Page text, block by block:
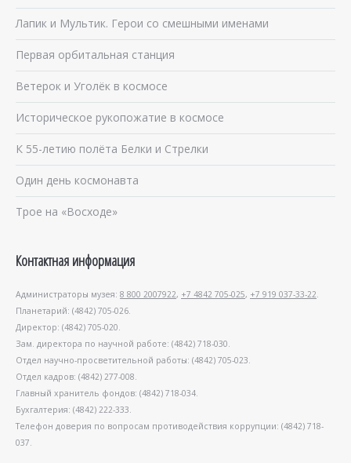
Лапик и Мультик. Герои со смешными именами
Первая орбитальная станция
Ветерок и Уголёк в космосе
Историческое рукопожатие в космосе
К 55-летию полёта Белки и Стрелки
Один день космонавта
Трое на «Восходе»
Контактная информация
Администраторы музея: 8 800 2007922, +7 4842 705-025, +7 919 037-33-22.
Планетарий: (4842) 705-026.
Директор: (4842) 705-020.
Зам. директора по научной работе: (4842) 718-030.
Отдел научно-просветительной работы: (4842) 705-023.
Отдел кадров: (4842) 277-008.
Главный хранитель фондов: (4842) 718-034.
Бухгалтерия: (4842) 222-333.
Телефон доверия по вопросам противодействия коррупции: (4842) 718-
037.